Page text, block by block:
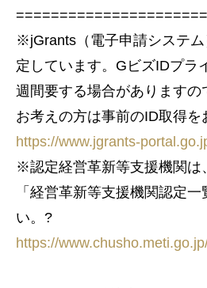
======================
※jGrants（電子申請システ
定しています。GビズIDプラ
週間要する場合がありますの
お考えの方は事前のID取得を
https://www.jgrants-
※認定経営革新等支援機関は
「経営革新等支援機関認定
い。?
https://